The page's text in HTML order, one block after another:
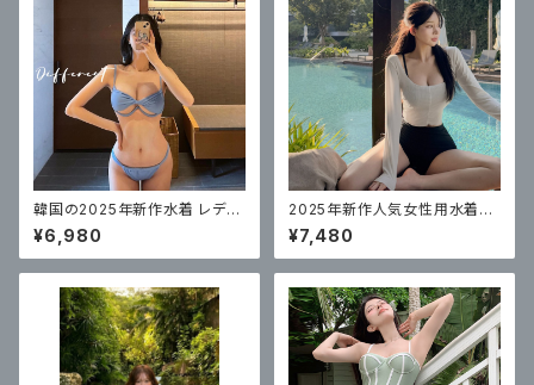
韓国の2025年新作水着 レディ
ース ビキニ スリーポイントスタ
イル
¥6,980
2025年新作人気女性用水着の
韓国版、ハイウエストビキニ3点
セット
¥7,480